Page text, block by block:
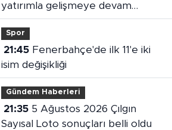
yatırımla gelişmeye devam
ediyor
Spor
21:45Fenerbahçe'de ilk 11'e iki
isim değişikliği
Gündem Haberleri
21:355 Ağustos 2026 Çılgın
Sayısal Loto sonuçları belli oldu